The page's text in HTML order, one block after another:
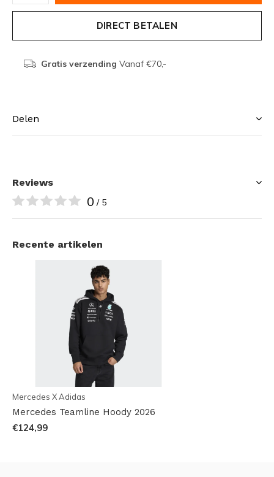
DIRECT BETALEN
Gratis verzending Vanaf €70,-
Delen
Reviews
0 / 5
Recente artikelen
Mercedes X Adidas
Mercedes Teamline Hoody 2026
€124,99